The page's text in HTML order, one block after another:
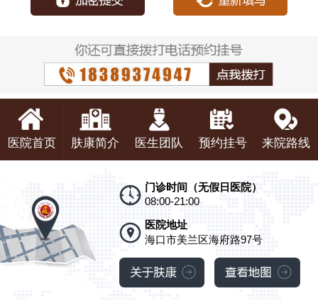
医院首页 肤康简介 医生团队 预约挂号 来院路线
门诊时间（无假日医院）
08:00-21:00
医院地址
海口市美兰区海府路97号